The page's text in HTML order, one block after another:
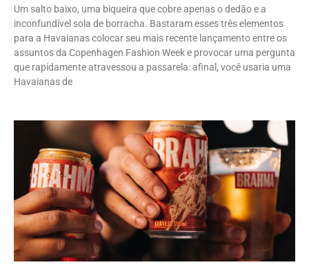
Um salto baixo, uma biqueira que cobre apenas o dedão e a
inconfundível sola de borracha. Bastaram esses três elementos
para a Havaianas colocar seu mais recente lançamento entre os
assuntos da Copenhagen Fashion Week e provocar uma pergunta
que rapidamente atravessou a passarela: afinal, você usaria uma
Havaianas de